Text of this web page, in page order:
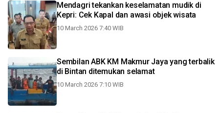
Mendagri tekankan keselamatan mudik di
Kepri: Cek Kapal dan awasi objek wisata
10 March 2026 7:40 WIB
Sembilan ABK KM Makmur Jaya yang terbalik
di Bintan ditemukan selamat
10 March 2026 7:10 WIB